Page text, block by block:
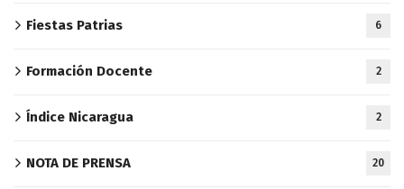
Fiestas Patrias 6
Formación Docente 2
Índice Nicaragua 2
NOTA DE PRENSA 20